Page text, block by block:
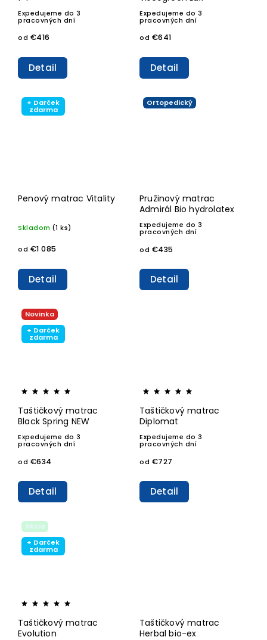
Expedujeme do 3
pracovných dní
od €416
Detail
Expedujeme do 3
pracovných dní
od €641
Detail
+ Darček
zdarma
Penový matrac Vitality
Skladom (1 ks)
od €1 085
Detail
Ortopedický
Pružinový matrac
Admirál Bio hydrolatex
Expedujeme do 3
pracovných dní
od €435
Detail
Novinka
+ Darček
zdarma
Taštičkový matrac
Black Spring NEW
Expedujeme do 3
pracovných dní
od €634
Detail
Taštičkový matrac
Diplomat
Expedujeme do 3
pracovných dní
od €727
Detail
Akcia
+ Darček
zdarma
Taštičkový matrac
Evolution
Taštičkový matrac
Herbal bio-ex